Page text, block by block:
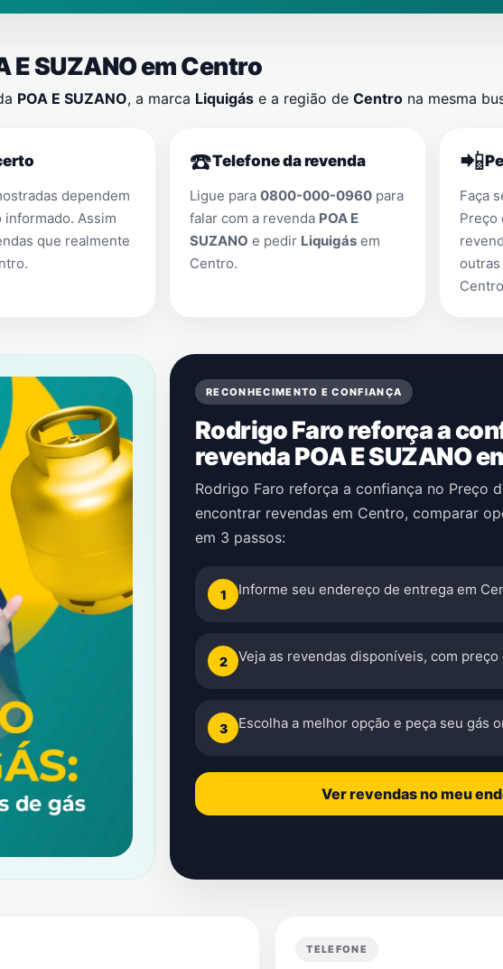
E SUZANO emCentro
POA E SUZANO, a marca Liquigás e a região de Centro na mesma
dependem
Assim
que realmente
.
☎️Telefone da revenda
Ligue para 0800-000-0960 para
falar com a revenda POA E
SUZANO e pedir Liquigás em
Centro.
📲
Faça
Preço
Centro
RECONHECIMENTO E CONFIANÇA
Rodrigo Faro reforça a
revenda POA E SUZANO
Rodrigo Faro reforça a confiança no Preço
encontrar revendas em Centro, comparar
em 3 passos:
1 Informe seu endereço de entrega em
2 Veja as revendas disponíveis, com
3 Escolha a melhor opção e peça seu gás
Ver revendas no meu
TELEFONE